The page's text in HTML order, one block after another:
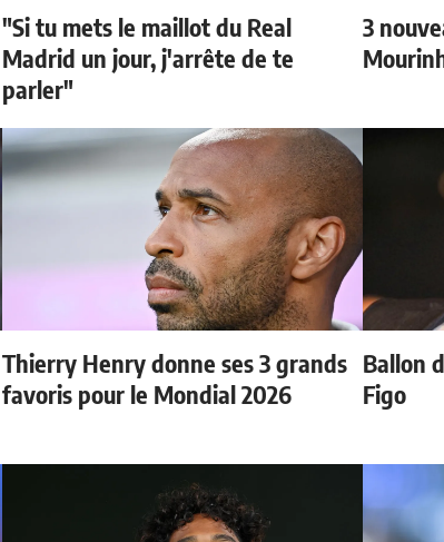
"Si tu mets le maillot du Real
Madrid un jour, j'arrête de te
parler"
3
Thierry Henry donne ses 3 grands
favoris pour le Mondial 2026
Ballon
Figo